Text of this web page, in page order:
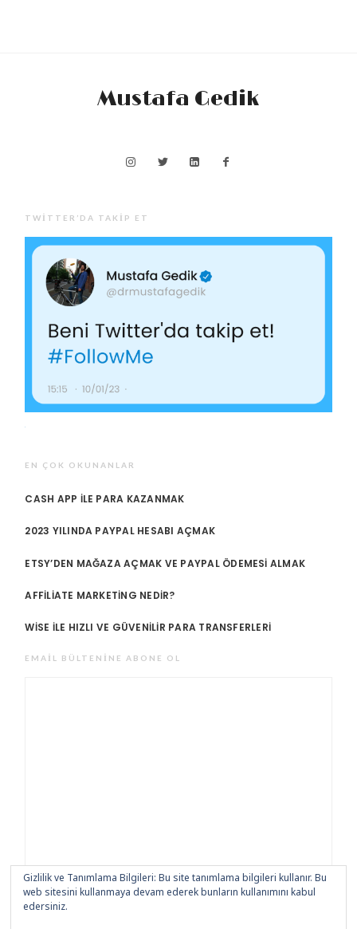
Mustafa Gedik
TWITTER’DA TAKIP ET
EN ÇOK OKUNANLAR
CASH APP ILE PARA KAZANMAK
2023 YILINDA PAYPAL HESABI AÇMAK
ETSY’DEN MAĞAZA AÇMAK VE PAYPAL ÖDEMESI ALMAK
AFFILIATE MARKETING NEDIR?
WISE ILE HIZLI VE GÜVENILIR PARA TRANSFERLERI
EMAIL BÜLTENINE ABONE OL
Gizlilik ve Tanımlama Bilgileri: Bu site tanımlama bilgileri kullanır. Bu
web sitesini kullanmaya devam ederek bunların kullanımını kabul
edersiniz.